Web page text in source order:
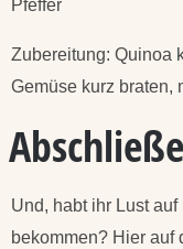
Pfeffer
Zubereitung: Quinoa
Gemüse kurz braten,
Und, habt ihr Lust auf
bekommen? Hier auf